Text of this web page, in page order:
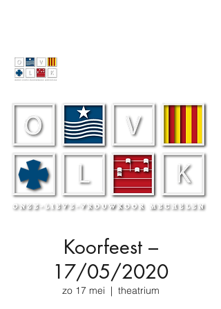
Koorfeest –
17/05/2020
zo 17 mei
  |
theatrium